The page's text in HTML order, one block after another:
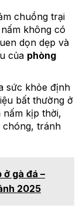
chuồng trại
không có
dọn dẹp và
của phòng
sức khỏe định
bất thường ở
nấm kịp thời,
chóng, tránh
gà đá –
2025